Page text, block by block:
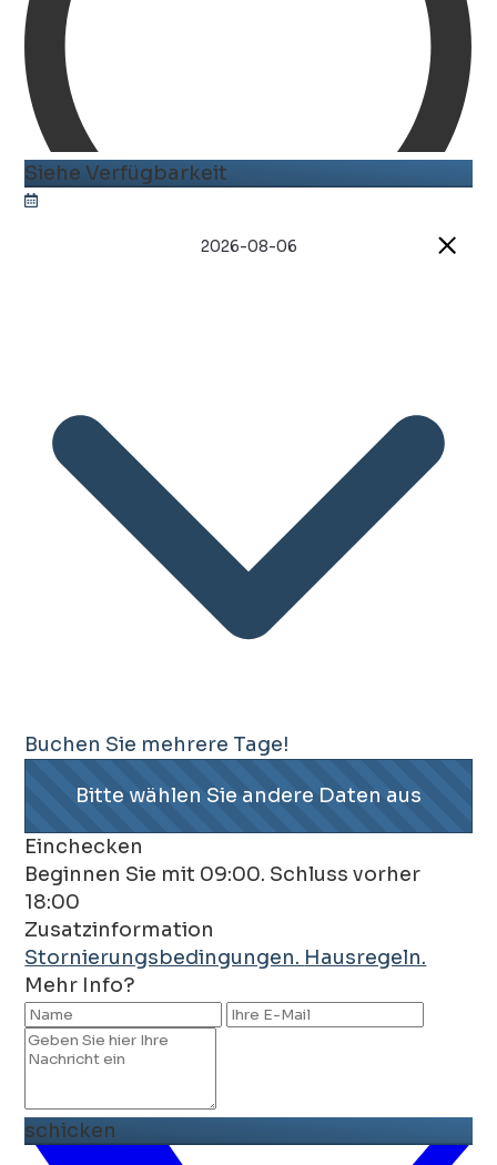
Siehe Verfügbarkeit
2026-08-06
Buchen Sie mehrere Tage!
Bitte wählen Sie andere Daten aus
Einchecken
Beginnen Sie mit 09:00. Schluss vorher
18:00
Zusatzinformation
Stornierungsbedingungen. Hausregeln.
Mehr Info?
schicken